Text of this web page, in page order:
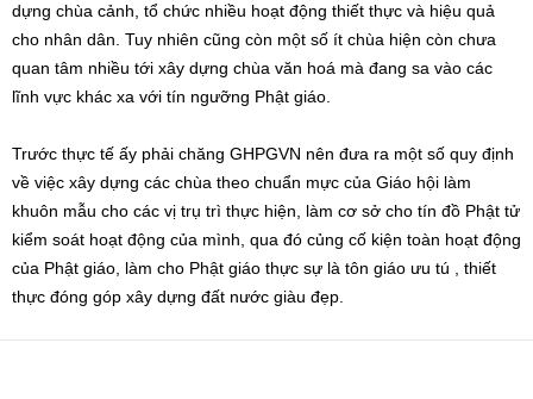
dựng chùa cảnh, tổ chức nhiều hoạt động thiết thực và hiệu quả
cho nhân dân. Tuy nhiên cũng còn một số ít chùa hiện còn chưa
quan tâm nhiều tới xây dựng chùa văn hoá mà đang sa vào các
lĩnh vực khác xa với tín ngưỡng Phật giáo.
Trước thực tế ấy phải chăng GHPGVN nên đưa ra một số quy định
về việc xây dựng các chùa theo chuẩn mực của Giáo hội làm
khuôn mẫu cho các vị trụ trì thực hiện, làm cơ sở cho tín đồ Phật tử
kiểm soát hoạt động của mình, qua đó củng cố kiện toàn hoạt động
của Phật giáo, làm cho Phật giáo thực sự là tôn giáo ưu tú , thiết
thực đóng góp xây dựng đất nước giàu đẹp.